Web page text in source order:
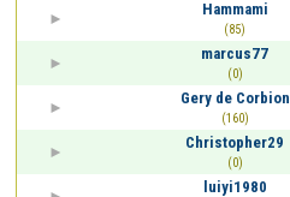
Hammami
(85)
marcus77
(0)
Gery de Corbion
(160)
Christopher29
(0)
luiyi1980